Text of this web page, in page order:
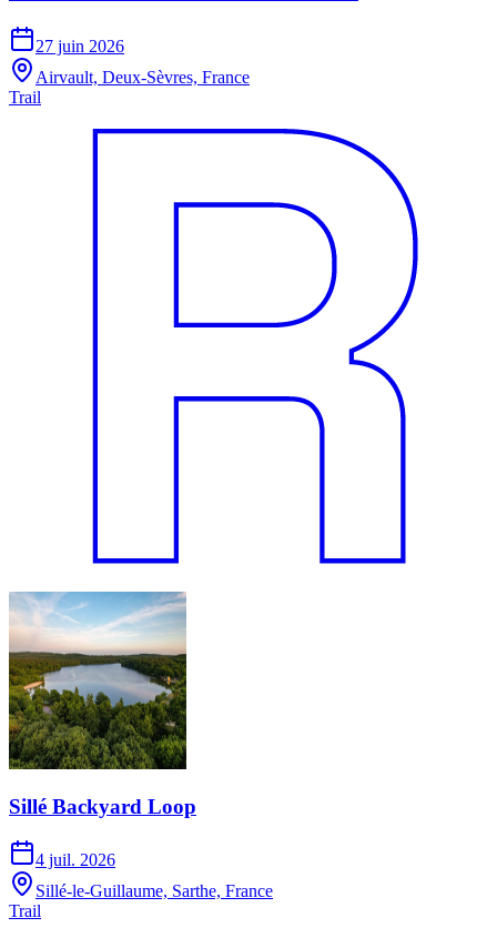
27 juin 2026
Airvault, Deux-Sèvres, France
Trail
Sillé Backyard Loop
4 juil. 2026
Sillé-le-Guillaume, Sarthe, France
Trail